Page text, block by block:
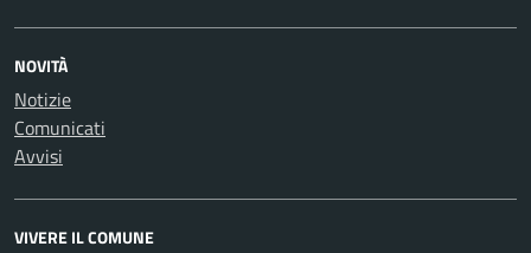
NOVITÀ
Notizie
Comunicati
Avvisi
VIVERE IL COMUNE